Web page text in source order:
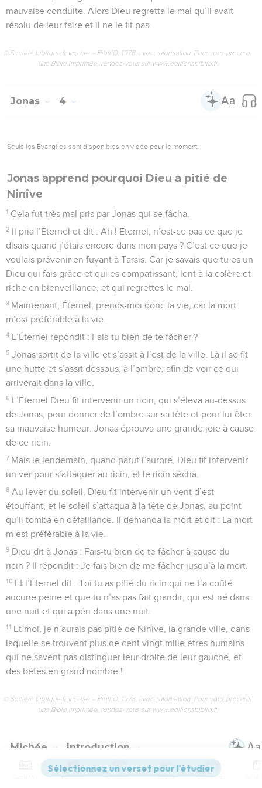
mauvaise conduite. Alors Dieu regretta le mal qu’il avait
résolu de leur faire et il ne le fit pas.
© Société biblique française – Bibli’O, 1978, avec autorisation. Pour vous procurer
une Bible imprimée, rendez-vous sur www.editionsbiblio.fr
Jonas 4
Seuls les Évangiles sont disponibles en vidéo pour le moment.
Jonas apprend pourquoi Dieu a pitié de
Ninive
1 Cela fut très mal pris par Jonas qui se fâcha.
2 Il pria l’Éternel et dit : Ah ! Éternel, n’est-ce pas ce que je
disais quand j’étais encore dans mon pays ? C’est ce que je
voulais prévenir en fuyant à Tarsis. Car je savais que tu es un
Dieu qui fais grâce et qui es compatissant, lent à la colère et
riche en bienveillance, et qui regrettes le mal.
3 Maintenant, Éternel, prends-moi donc la vie, car la mort
m’est préférable à la vie.
4 L’Éternel répondit : Fais-tu bien de te fâcher ?
5 Jonas sortit de la ville et s’assit à l’est de la ville. Là il se fit
une hutte et s’assit dessous, à l’ombre, afin de voir ce qui
arriverait dans la ville.
6 L’Éternel Dieu fit intervenir un ricin, qui s’éleva au-dessus
de Jonas, pour donner de l’ombre sur sa tête et pour lui ôter
sa mauvaise humeur. Jonas éprouva une grande joie à cause
de ce ricin.
7 Mais le lendemain, quand parut l’aurore, Dieu fit intervenir
un ver pour s’attaquer au ricin, et le ricin sécha.
8 Au lever du soleil, Dieu fit intervenir un vent d’est
étouffant, et le soleil s’attaqua à la tête de Jonas, au point
qu’il tomba en défaillance. Il demanda la mort et dit : La mort
m’est préférable à la vie.
9 Dieu dit à Jonas : Fais-tu bien de te fâcher à cause du
ricin ? Il répondit : Je fais bien de me fâcher jusqu’à la mort.
10 Et l’Éternel dit : Toi tu as pitié du ricin qui ne t’a coûté
aucune peine et que tu n’as pas fait grandir, qui est né dans
une nuit et qui a péri dans une nuit.
11 Et moi, je n’aurais pas pitié de Ninive, la grande ville, dans
laquelle se trouvent plus de cent vingt mille êtres humains
qui ne savent pas distinguer leur droite de leur gauche, et
des bêtes en grand nombre !
© Société biblique française – Bibli’O, 1978, avec autorisation. Pour vous procurer
une Bible imprimée, rendez-vous sur www.editionsbiblio.fr
Michée Introduction
Versions Commentaires Strong